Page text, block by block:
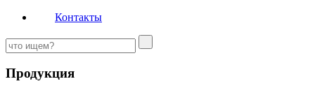
Контакты
Продукция